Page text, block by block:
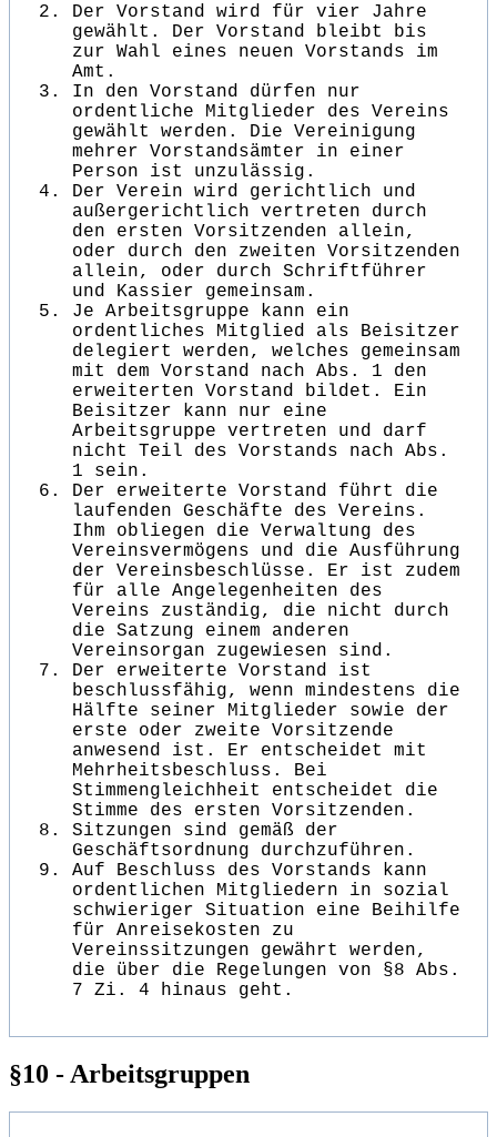
Der Vorstand wird für vier Jahre
gewählt. Der Vorstand bleibt bis
zur Wahl eines neuen Vorstands im
Amt.
In den Vorstand dürfen nur
ordentliche Mitglieder des Vereins
gewählt werden. Die Vereinigung
mehrer Vorstandsämter in einer
Person ist unzulässig.
Der Verein wird gerichtlich und
außergerichtlich vertreten durch
den ersten Vorsitzenden allein,
oder durch den zweiten Vorsitzenden
allein, oder durch Schriftführer
und Kassier gemeinsam.
Je Arbeitsgruppe kann ein
ordentliches Mitglied als Beisitzer
delegiert werden, welches gemeinsam
mit dem Vorstand nach Abs. 1 den
erweiterten Vorstand bildet. Ein
Beisitzer kann nur eine
Arbeitsgruppe vertreten und darf
nicht Teil des Vorstands nach Abs.
1 sein.
Der erweiterte Vorstand führt die
laufenden Geschäfte des Vereins.
Ihm obliegen die Verwaltung des
Vereinsvermögens und die Ausführung
der Vereinsbeschlüsse. Er ist zudem
für alle Angelegenheiten des
Vereins zuständig, die nicht durch
die Satzung einem anderen
Vereinsorgan zugewiesen sind.
Der erweiterte Vorstand ist
beschlussfähig, wenn mindestens die
Hälfte seiner Mitglieder sowie der
erste oder zweite Vorsitzende
anwesend ist. Er entscheidet mit
Mehrheitsbeschluss. Bei
Stimmengleichheit entscheidet die
Stimme des ersten Vorsitzenden.
Sitzungen sind gemäß der
Geschäftsordnung durchzuführen.
Auf Beschluss des Vorstands kann
ordentlichen Mitgliedern in sozial
schwieriger Situation eine Beihilfe
für Anreisekosten zu
Vereinssitzungen gewährt werden,
die über die Regelungen von §8 Abs.
7 Zi. 4 hinaus geht.
§10 - Arbeitsgruppen